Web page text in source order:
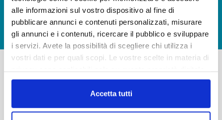
alle informazioni sul vostro dispositivo al fine di
pubblicare annunci e contenuti personalizzati, misurare
gli annunci e i contenuti, ricercare il pubblico e sviluppare
i servizi. Avete la possibilità di scegliere chi utilizza i
vostri dati e per quali scopi. Le vostre scelte in materia di
in cui avete effettuato le vostre scelte. È possibile
modificare o revocare il proprio consenso in qualsiasi
momento dalla Dichiarazione sui cookie o facendo clic
Accetta tutti
© Copyright 2017 - 2026
GLOSSARIO
GIUDICA IL SERVIZIO
LAVORA CON NOI
Via Villamagna 90/c -
-